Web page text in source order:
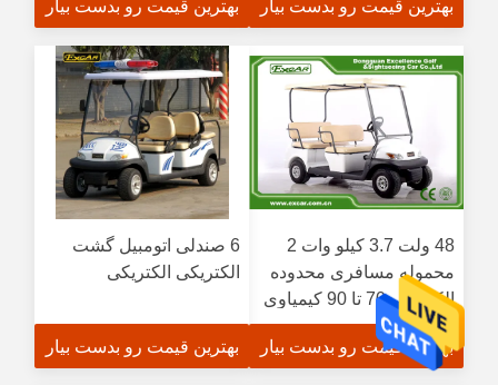
بهترین قیمت رو بدست بیار
بهترین قیمت رو بدست بیار
48 ولت 3.7 کیلو وات 2
محموله مسافری محدوده
الکتریکی 70 تا 90 کیمیاوی
CE تایید شده است
بهترین قیمت رو بدست بیار
6 صندلی اتومبیل گشت
الکتریکی الکتریکی
بهترین قیمت رو بدست بیار